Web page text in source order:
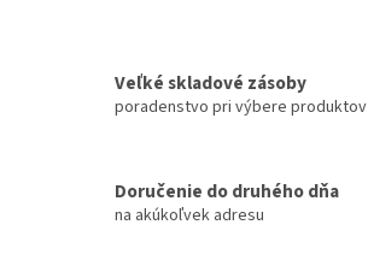
Veľké skladové zásoby
poradenstvo pri výbere produktov
Doručenie do druhého dňa
na akúkoľvek adresu